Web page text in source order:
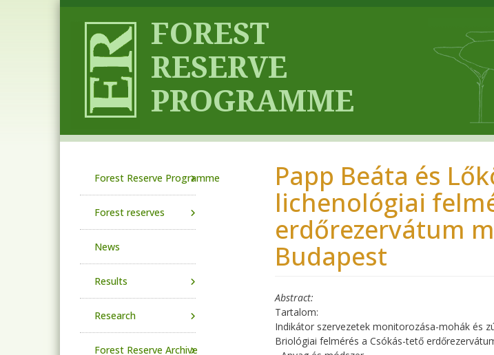
Papp Beáta és
lichenológiai
erdőrezervátum
Budapest
Abstract
Tartalom:
Indikátor szervezetek monitorozása-mohák és
Briológiai felmérés a Csókás-tető
Forest Reserve Programme
Forest reserves
News
Results
Research
Forest Reserve Archive